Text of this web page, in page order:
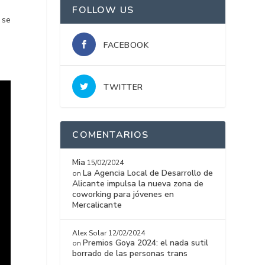
FOLLOW US
FACEBOOK
TWITTER
COMENTARIOS
Mia 15/02/2024
on La Agencia Local de Desarrollo de
Alicante impulsa la nueva zona de
coworking para jóvenes en
Mercalicante
Alex Solar 12/02/2024
on Premios Goya 2024: el nada sutil
borrado de las personas trans